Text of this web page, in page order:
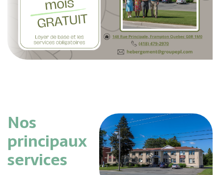
Nos
principaux
services